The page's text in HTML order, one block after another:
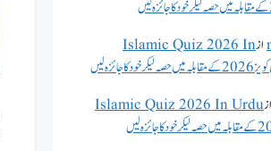
ازIslamic Quiz 2026 In
ازIslamic Quiz 2026 In Urdu